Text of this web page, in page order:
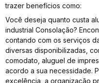
trazer benefícios como:
Você deseja quanto custa
industrial Consolação?
contando com os serviços
diversas disponibilizadas,
comodato, aluguel de
acordo a sua necessidade.
excelência, a organização